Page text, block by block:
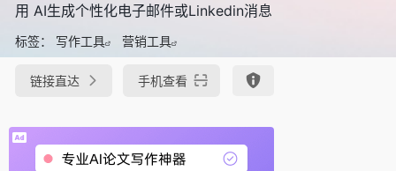
用 AI生成个性化电子邮件或Linkedin消息
标签： 写作工具 营销工具
链接直达 手机查看